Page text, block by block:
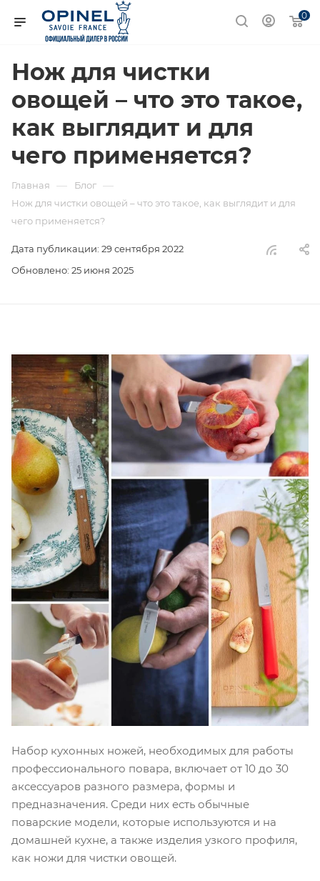
0
Нож для чистки
овощей – что это такое,
как выглядит и для
чего применяется?
Главная — Блог —
Нож для чистки овощей – что это такое, как выглядит и для
чего применяется?
Дата публикации: 29 сентября 2022
Обновлено: 25 июня 2025
Набор кухонных ножей, необходимых для работы
профессионального повара, включает от 10 до 30
аксессуаров разного размера, формы и
предназначения. Среди них есть обычные
поварские модели, которые используются и на
домашней кухне, а также изделия узкого профиля,
как ножи для чистки овощей.